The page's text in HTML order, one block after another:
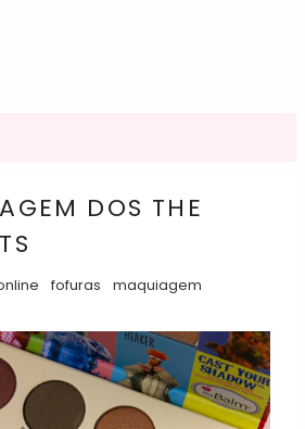
DOS THE
fofuras
maquiagem